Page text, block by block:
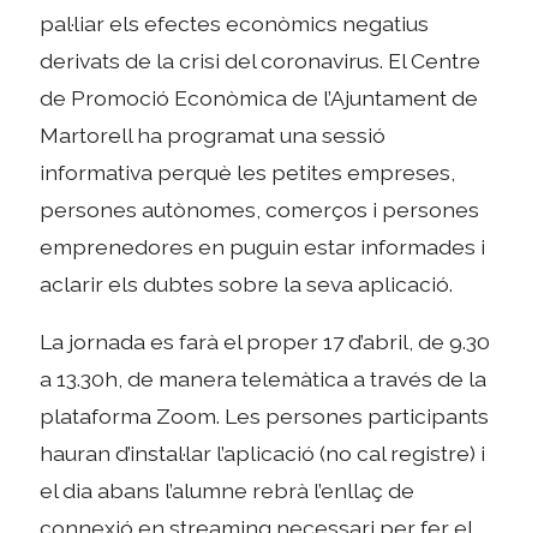
pal·liar els efectes econòmics negatius
derivats de la crisi del coronavirus. El Centre
de Promoció Econòmica de l’Ajuntament de
Martorell ha programat una sessió
informativa perquè les petites empreses,
persones autònomes, comerços i persones
emprenedores en puguin estar informades i
aclarir els dubtes sobre la seva aplicació.
La jornada es farà el proper 17 d’abril, de 9.30
a 13.30h, de manera telemàtica a través de la
plataforma Zoom. Les persones participants
hauran d’instal·lar l’aplicació (no cal registre) i
el dia abans l’alumne rebrà l’enllaç de